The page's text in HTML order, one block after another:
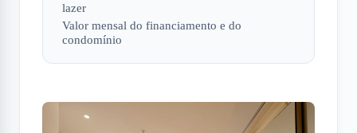
lazer
Valor mensal do financiamento e do
condomínio